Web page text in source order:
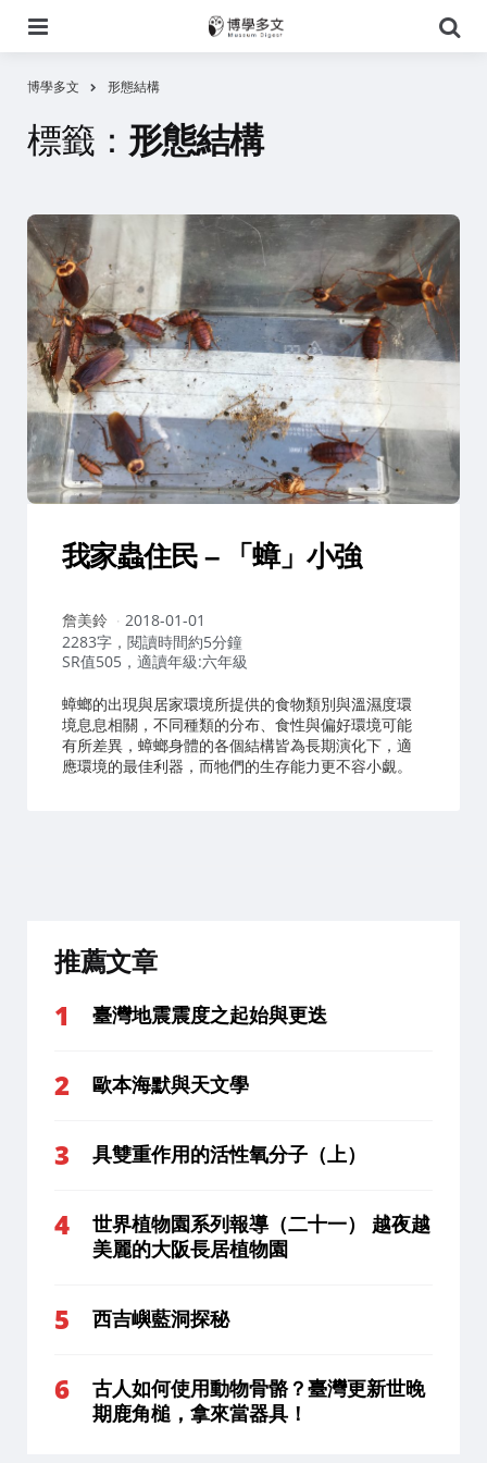
尋
博學多文 形態結構
標籤： 形態結構
我家蟲住民 – 「蟑」小強
作
者：
詹美鈴
2018-01-01
2283字，閱讀時間約5分鐘
SR值505，適讀年級:六年級
蟑螂的出現與居家環境所提供的食物類別與溫濕度環
境息息相關，不同種類的分布、食性與偏好環境可能
有所差異，蟑螂身體的各個結構皆為長期演化下，適
應環境的最佳利器，而牠們的生存能力更不容小覷。
推薦文章
臺灣地震震度之起始與更迭
歐本海默與天文學
具雙重作用的活性氧分子（上）
世界植物園系列報導（二十一） 越夜越
美麗的大阪長居植物園
西吉嶼藍洞探秘
古人如何使用動物骨骼？臺灣更新世晚
期鹿角槌，拿來當器具！